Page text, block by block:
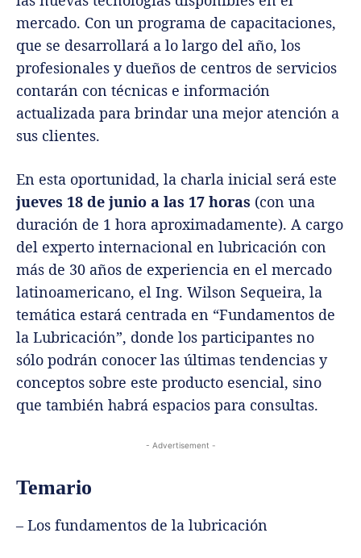
mercado. Con un programa de capacitaciones,
que se desarrollará a lo largo del año, los
profesionales y dueños de centros de servicios
contarán con técnicas e información
actualizada para brindar una mejor atención a
sus clientes.
En esta oportunidad, la charla inicial será este
jueves 18 de junio a las 17 horas (con una
duración de 1 hora aproximadamente). A cargo
del experto internacional en lubricación con
más de 30 años de experiencia en el mercado
latinoamericano, el Ing. Wilson Sequeira, la
temática estará centrada en “Fundamentos de
la Lubricación”, donde los participantes no
sólo podrán conocer las últimas tendencias y
conceptos sobre este producto esencial, sino
que también habrá espacios para consultas.
- Advertisement -
Temario
– Los fundamentos de la lubricación